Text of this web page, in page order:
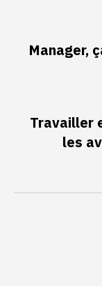
Manager,
Travailler
les